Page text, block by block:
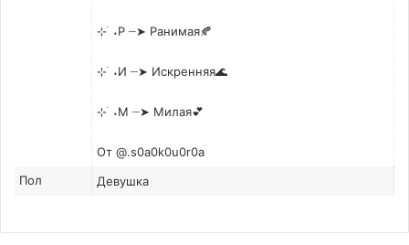
⊹ ࣪ ˖Р ┈➤ Ранимая🍂
⊹ ࣪ ˖И ┈➤ Искренняя🌊
⊹ ࣪ ˖М ┈➤ Милая💕
Oт @.s0a0k0u0r0a
Пол
Девушка